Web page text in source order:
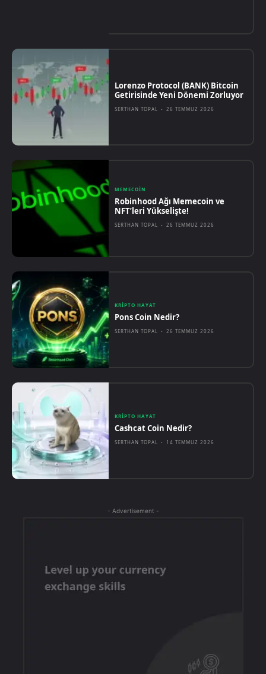
Lorenzo Protocol (BANK) Bitcoin
Getirisinde Yeni Dönemi Zorluyor
SERTHAN TOPAL - 26 TEMMUZ 2026
MEMECOIN
Robinhood Ağı Memecoin ve
NFT’leri Yükselişte!
SERTHAN TOPAL - 26 TEMMUZ 2026
KRIPTO HAYAT
Pons Coin Nedir?
SERTHAN TOPAL - 26 TEMMUZ 2026
KRIPTO HAYAT
Cashcat Coin Nedir?
SERTHAN TOPAL - 14 TEMMUZ 2026
- Advertisement -